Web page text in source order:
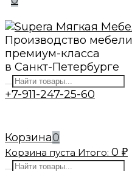
Производство мебели
премиум-класса
в Санкт-Петербурге
+7-911-247-25-60
Корзина0
Корзина пуста Итого: 0 ₽